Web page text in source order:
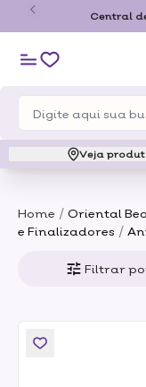
Central
Veja
Home / Oriental
e Finalizadores /
Filtrar